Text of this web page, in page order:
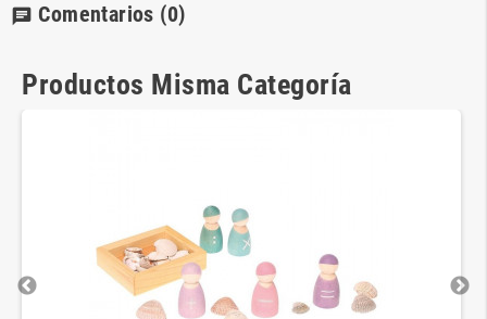
chat Comentarios (0)
Productos Misma Categoría